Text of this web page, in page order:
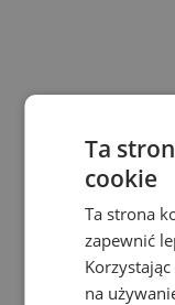
Ta
cookie
Ta strona
zapewnić
na